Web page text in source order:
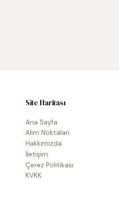
Site Haritası
Ana Sayfa
Alım Noktaları
Hakkımızda
İletişim
Çerez Politikası
KVKK